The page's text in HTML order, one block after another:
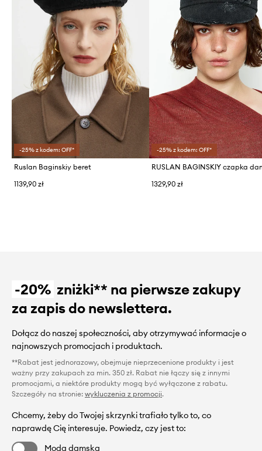
-25% z kodem: OFF*
Ruslan Baginskiy beret
1139,90 zł
-25% z kodem: OFF*
1329,90 zł
-20% zniżki** na pierwsze zakupy
za zapis do newslettera.
Dołącz do naszej społeczności, aby otrzymywać informacje o
najnowszych promocjach i produktach.
**Rabat jest jednorazowy, obejmuje nieprzecenione produkty i jest
ważny przy zakupach za min. 350 zł. Rabat nie łączy się z innymi
promocjami, a niektóre produkty mogą być wyłączone z rabatu.
Szczegóły na stronie: wykluczenia z promocji.
Chcemy, żeby do Twojej skrzynki trafiało tylko to, co
naprawdę Cię interesuje. Powiedz, czy jest to:
Moda damska